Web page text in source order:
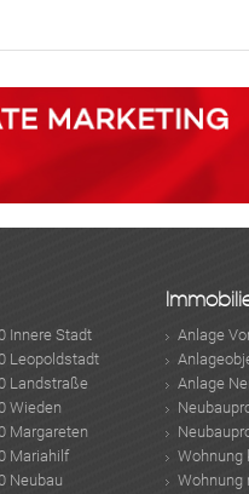
Innere Stadt
Leopoldstadt
Landstraße
Wieden
Margareten
Mariahilf
Neubau
Anlage
Anlage
Wohnung
Wohnung